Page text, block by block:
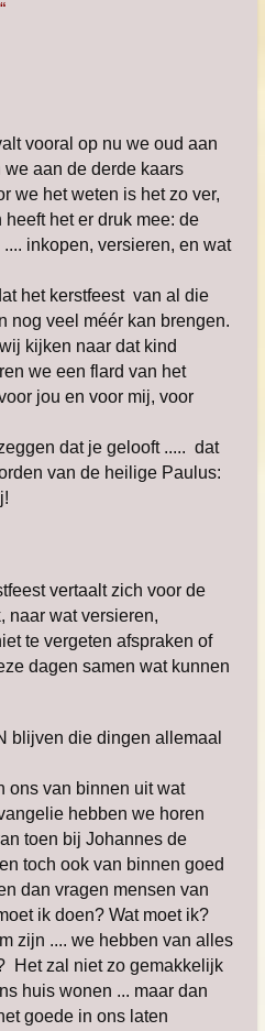
vooral op nu we oud aan
aan de derde kaars
we het weten is het zo ver,
het er druk mee: de
inkopen, versieren, en wat
het kerstfeest van al die
nog veel méér kan brengen.
kijken naar dat kind
we een flard van het
jou en voor mij, voor
dat je gelooft ..... dat
van de heilige Paulus:
vertaalt zich voor de
naar wat versieren,
te vergeten afspraken of
dagen samen wat kunnen
blijven die dingen allemaal
ons van binnen uit wat
hebben we horen
toen bij Johannes de
toch ook van binnen goed
dan vragen mensen van
ik doen? Wat moet ik?
zijn .... we hebben van alles
Het zal niet zo gemakkelijk
huis wonen ... maar dan
goede in ons laten